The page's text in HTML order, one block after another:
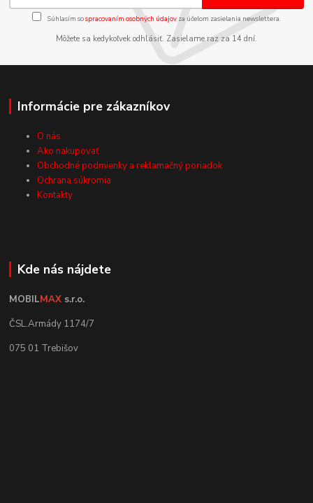
Súhlasím sospracovaním osobných údajov za účelom zasielania newslettera.
Môžete sa kedykoľvek odhlásiť. Zasielame raz za 14 dní.
Informácie pre zákazníkov
O nás
Ako nakupovať
Obchodné podmienky a reklamačný poriadok
Ochrana súkromia
Kontakty
Kde nás nájdete
MOBILMAX s.r.o.
ČSL.Armády 1174/7
075 01 Trebišov